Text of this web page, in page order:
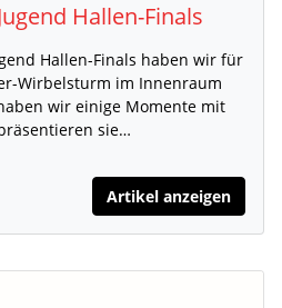
Hallen-Finals
Hallen-Finals haben wir für
Wirbelsturm im Innenraum
wir einige Momente mit
sie…
Artikel anzeigen